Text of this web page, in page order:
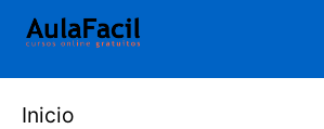
Inicio